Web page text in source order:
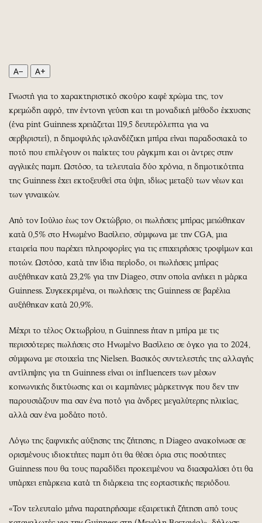
Πολιτισμός
Θέατρο-Χορός
Μουσική
Εικαστικά
Βιβλίο
Χειρόγραφα
Podcasts
Uncut
Προσφορές
Προσωπικότητες στην ''Κ''
Επιστολές
A− A+
Γνωστή για το χαρακτηριστικό σκούρο καφέ χρώμα της, τον
κρεμώδη αφρό, την έντονη γεύση και τη μοναδική μέθοδο έκχυσης
(ένα pint Guinness χρειάζεται 119,5 δευτερόλεπτα για να
σερβιριστεί), η δημοφιλής ιρλανδέζικη μπίρα είναι παραδοσιακά το
ποτό που επιλέγουν οι παίκτες του ράγκμπι και οι άντρες στην
αγγλικές παμπ. Ωστόσο, τα τελευταία δύο χρόνια, η δημοτικότητα
της Guinness έχει εκτοξευθεί στα ύψη, ιδίως μεταξύ των νέων και
των γυναικών.
Από τον Ιούλιο έως τον Οκτώβριο, οι πωλήσεις μπίρας μειώθηκαν
κατά 0,5% στο Ηνωμένο Βασίλειο, σύμφωνα με την CGA, μια
εταιρεία που παρέχει πληροφορίες για τις επιχειρήσεις τροφίμων και
ποτών. Ωστόσο, κατά την ίδια περίοδο, οι πωλήσεις μπίρας
αυξήθηκαν κατά 23,2% για την Diageo, στην οποία ανήκει η μάρκα
Guinness. Συγκεκριμένα, οι πωλήσεις της Guinness σε βαρέλια
αυξήθηκαν κατά 20,9%.
Μέχρι το τέλος Οκτωβρίου, η Guinness ήταν η μπίρα με τις
περισσότερες πωλήσεις στο Ηνωμένο Βασίλειο σε όγκο για το 2024,
σύμφωνα με στοιχεία της Nielsen. Βασικός συντελεστής της αλλαγής
αντίληψης για τη Guinness είναι οι influencers των μέσων
κοινωνικής δικτύωσης και οι καμπάνιες μάρκετινγκ που δεν την
παρουσιάζουν πια σαν ένα ποτό για άνδρες μεγαλύτερης ηλικίας,
αλλά σαν ένα μοδάτο ποτό.
Λόγω της ξαφνικής αύξησης της ζήτησης, η Diageo ανακοίνωσε σε
ορισμένους ιδιοκτήτες παμπ ότι θα θέσει όρια στις ποσότητες
Guinness που θα τους παραδίδει προκειμένου να διασφαλίσει ότι θα
υπάρχει επάρκεια κατά τη διάρκεια της εορταστικής περιόδου.
«Τον τελευταίο μήνα παρατηρήσαμε εξαιρετική ζήτηση από τους